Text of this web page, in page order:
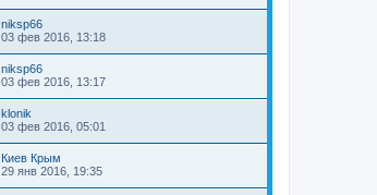
niksp66
03 фев 2016, 13:18
niksp66
03 фев 2016, 13:17
klonik
03 фев 2016, 05:01
Киев Крым
29 янв 2016, 19:35